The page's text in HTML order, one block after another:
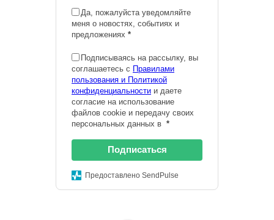
Да, пожалуйста уведомляйте
меня о новостях, событиях и
предложениях *
Подписываясь на рассылку, вы
соглашаетесь с Правилами
пользования и Политикой
конфиденциальности и даете
согласие на использование
файлов cookie и передачу своих
персональных данных в *
Подписаться
Предоставлено SendPulse